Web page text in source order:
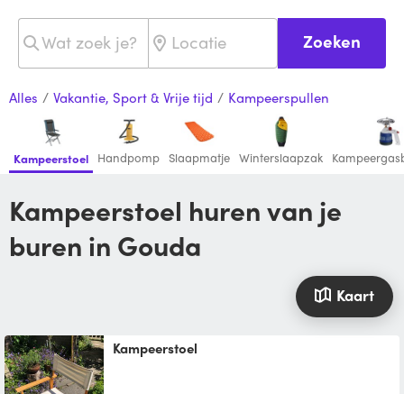
Zoeken
Alles / Vakantie, Sport & Vrije tijd / Kampeerspullen
Kampeerstoel Handpomp Slaapmatje Winterslaapzak
Kampeerstoel huren van je
buren in Gouda
Kaart
Kampeerstoel